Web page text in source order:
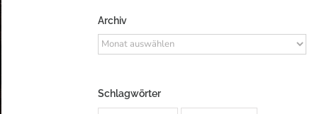
Archiv
Archiv
Schlagwörter